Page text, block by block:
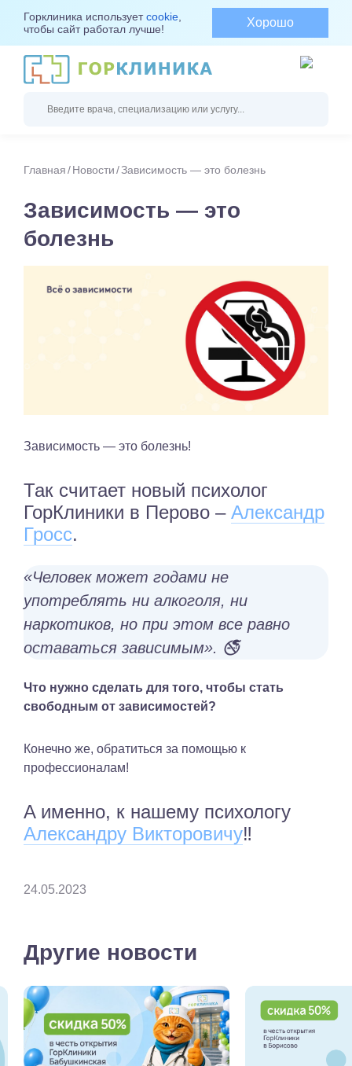
Горклиника используетcookie
чтобы сайт работал лучше!
Хорошо
Главная Новости Зависимость — это болезнь
Зависимость — это
болезнь
Зависимость — это болезнь!
Так считает новый психолог
ГорКлиники в Перово – Александр
Гросс.
«Человек может годами не
употреблять ни алкоголя, ни
наркотиков, но при этом все равно
оставаться зависимым». 🚭
Что нужно сделать для того, чтобы стать
свободным от зависимостей?
Конечно же, обратиться за помощью к
профессионалам!
A именно, к нашему психологу
Александру Викторовичу‼️
24.05.2023
Другие новости